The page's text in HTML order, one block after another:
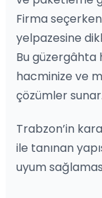
Firma
yelpazesine
Bu güzergâhta
hacminize ve
çözümler sunar.
Trabzon’in
ile tanınan
uyum